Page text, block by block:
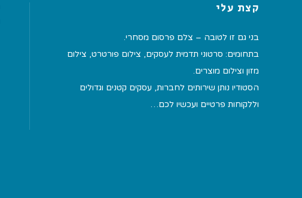
קצת עלי
בני גם זו לטובה – צלם פרסום מסחרי.
בתחומים: סרטוני תדמית לעסקים, צילום פורטרט, צילום
מזון וצילום מוצרים.
הסטודיו נותן שירותים לחברות, עסקים קטנים וגדולים
וללקוחות פרטיים ועכשיו לכם…